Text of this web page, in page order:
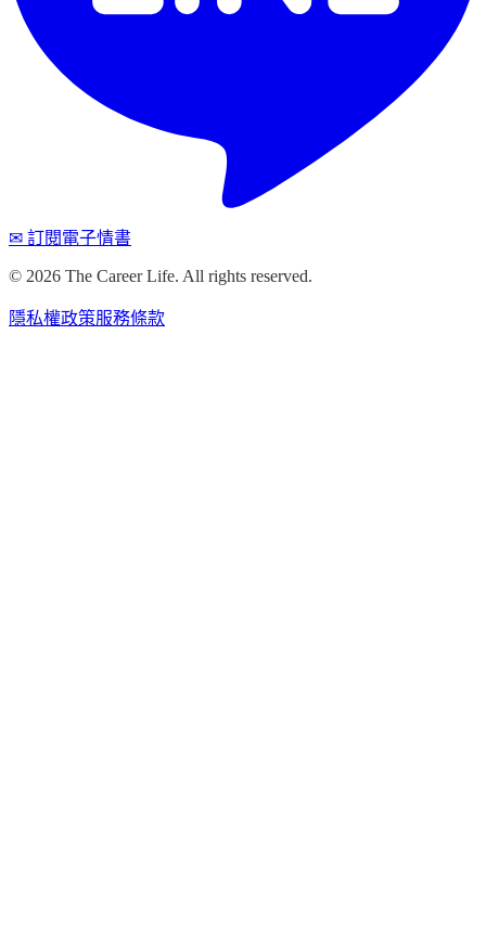
✉ 訂閱電子情書
© 2026 The Career Life. All rights reserved.
隱私權政策服務條款